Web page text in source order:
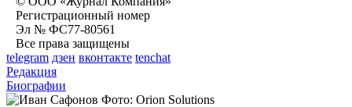
Регистрационный номер
Эл № ФС77-80561
Все права защищены
telegram дзен вконтакте tenchat
Редакция
Биографии
Фото: Orion Solutions